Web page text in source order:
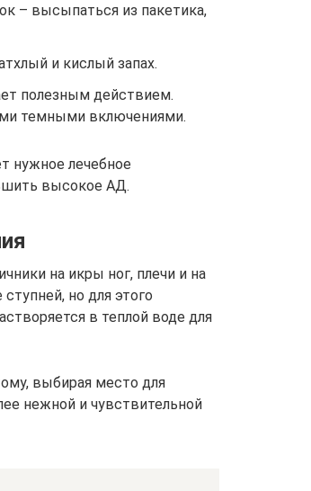
– высыпаться из пакетика,
и кислый запах.
полезным действием.
темными включениями.
нужное лечебное
высокое АД.
на икры ног, плечи и на
но для этого
в теплой воде для
выбирая место для
нежной и чувствительной